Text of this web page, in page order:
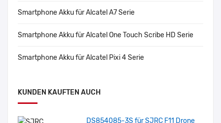
Smartphone Akku für Alcatel A7 Serie
Smartphone Akku für Alcatel One Touch Scribe HD Serie
Smartphone Akku für Alcatel Pixi 4 Serie
KUNDEN KAUFTEN AUCH
DS854085-3S für SJRC F11 Drone